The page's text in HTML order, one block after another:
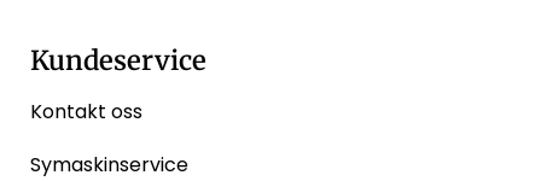
Kundeservice
Kontakt oss
Symaskinservice